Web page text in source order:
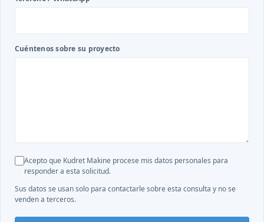
Cuéntenos sobre su proyecto
Acepto que Kudret Makine procese mis datos personales para
responder a esta solicitud.
Sus datos se usan solo para contactarle sobre esta consulta y no se
venden a terceros.